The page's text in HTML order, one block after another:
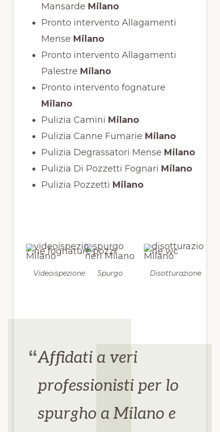
Mansarde Milano
Pronto intervento Allagamenti
Mense Milano
Pronto intervento Allagamenti
Palestre Milano
Pronto intervento fognature
Milano
Pulizia Camini Milano
Pulizia Canne Fumarie Milano
Pulizia Degrassatori Mense Milano
Pulizia Di Pozzetti Fognari Milano
Pulizia Pozzetti Milano
Videoispezione Spurgo Disotturazione
Affidati a veri
professionisti per lo
spurgho a Milano e